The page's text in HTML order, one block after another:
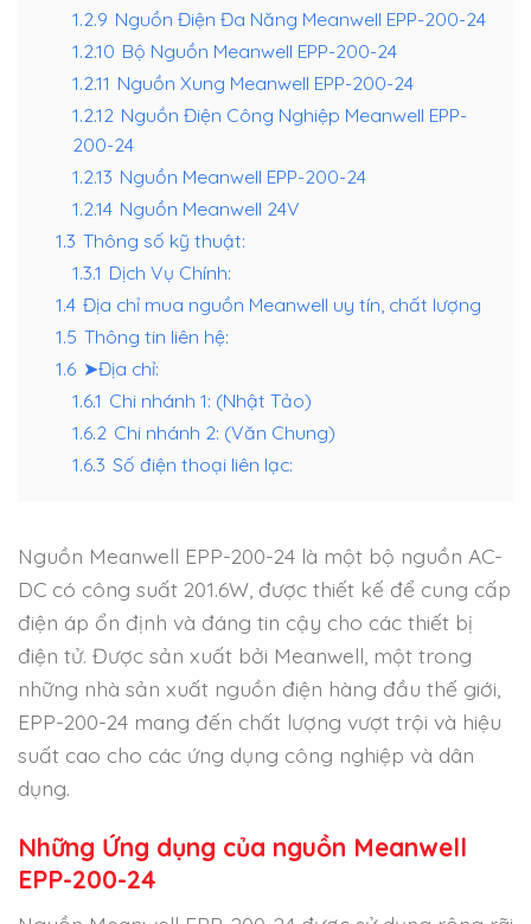
1.2.9 Nguồn Điện Đa Năng Meanwell EPP-200-24
1.2.10 Bộ Nguồn Meanwell EPP-200-24
1.2.11 Nguồn Xung Meanwell EPP-200-24
1.2.12 Nguồn Điện Công Nghiệp Meanwell EPP-
200-24
1.2.13 Nguồn Meanwell EPP-200-24
1.2.14 Nguồn Meanwell 24V
1.3 Thông số kỹ thuật:
1.3.1 Dịch Vụ Chính:
1.4 Địa chỉ mua nguồn Meanwell uy tín, chất lượng
1.5 Thông tin liên hệ:
1.6 ➤Địa chỉ:
1.6.1 Chi nhánh 1: (Nhật Tảo)
1.6.2 Chi nhánh 2: (Văn Chung)
1.6.3 Số điện thoại liên lạc:
Nguồn Meanwell EPP-200-24 là một bộ nguồn AC-
DC có công suất 201.6W, được thiết kế để cung cấp
điện áp ổn định và đáng tin cậy cho các thiết bị
điện tử. Được sản xuất bởi Meanwell, một trong
những nhà sản xuất nguồn điện hàng đầu thế giới,
EPP-200-24 mang đến chất lượng vượt trội và hiệu
suất cao cho các ứng dụng công nghiệp và dân
dụng.
Những Ứng dụng của nguồn Meanwell
EPP-200-24